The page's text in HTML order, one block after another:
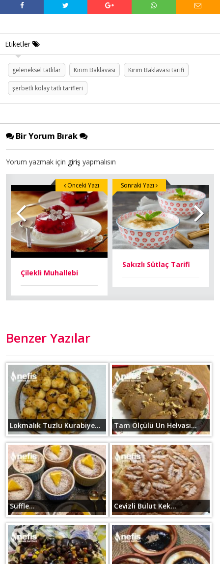
Etiketler
geleneksel tatlılar Kırım Baklavası Kırım Baklavası tarifi
şerbetli kolay tatlı tarifleri
Bir Yorum Bırak
Yorum yazmak için giriş yapmalısın
Çilekli Muhallebi
Önceki Yazı
Sakızlı Sütlaç Tarifi
Sonraki Yazı
Benzer Yazılar
Lokmalık Tuzlu Kurabiye... Tam Ölçülü Un Helvası...
Suffle... Cevizli Bulut Kek...